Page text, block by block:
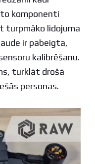
komponenti
turpmāko lidojuma
ir pabeigta,
kalibrēšanu.
turklāt drošā
personas.